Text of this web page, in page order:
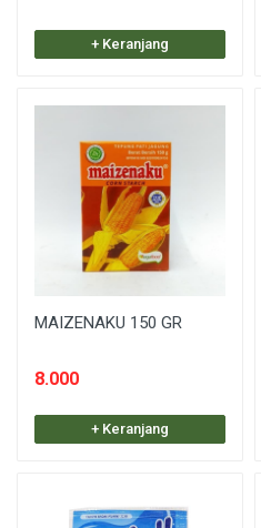
+ Keranjang
MAIZENAKU 150 GR
8.000
+ Keranjang